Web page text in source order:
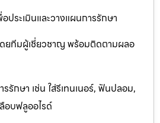
ระเมินและวางแผนการรักษา
ดยทีมผู้เชี่ยวชาญ พร้อมติดตามผลอ
รักษา เช่น ใส่รีเทนเนอร์, ฟันปลอม,
อบฟลูออไรด์